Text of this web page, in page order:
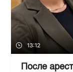
13:12
После